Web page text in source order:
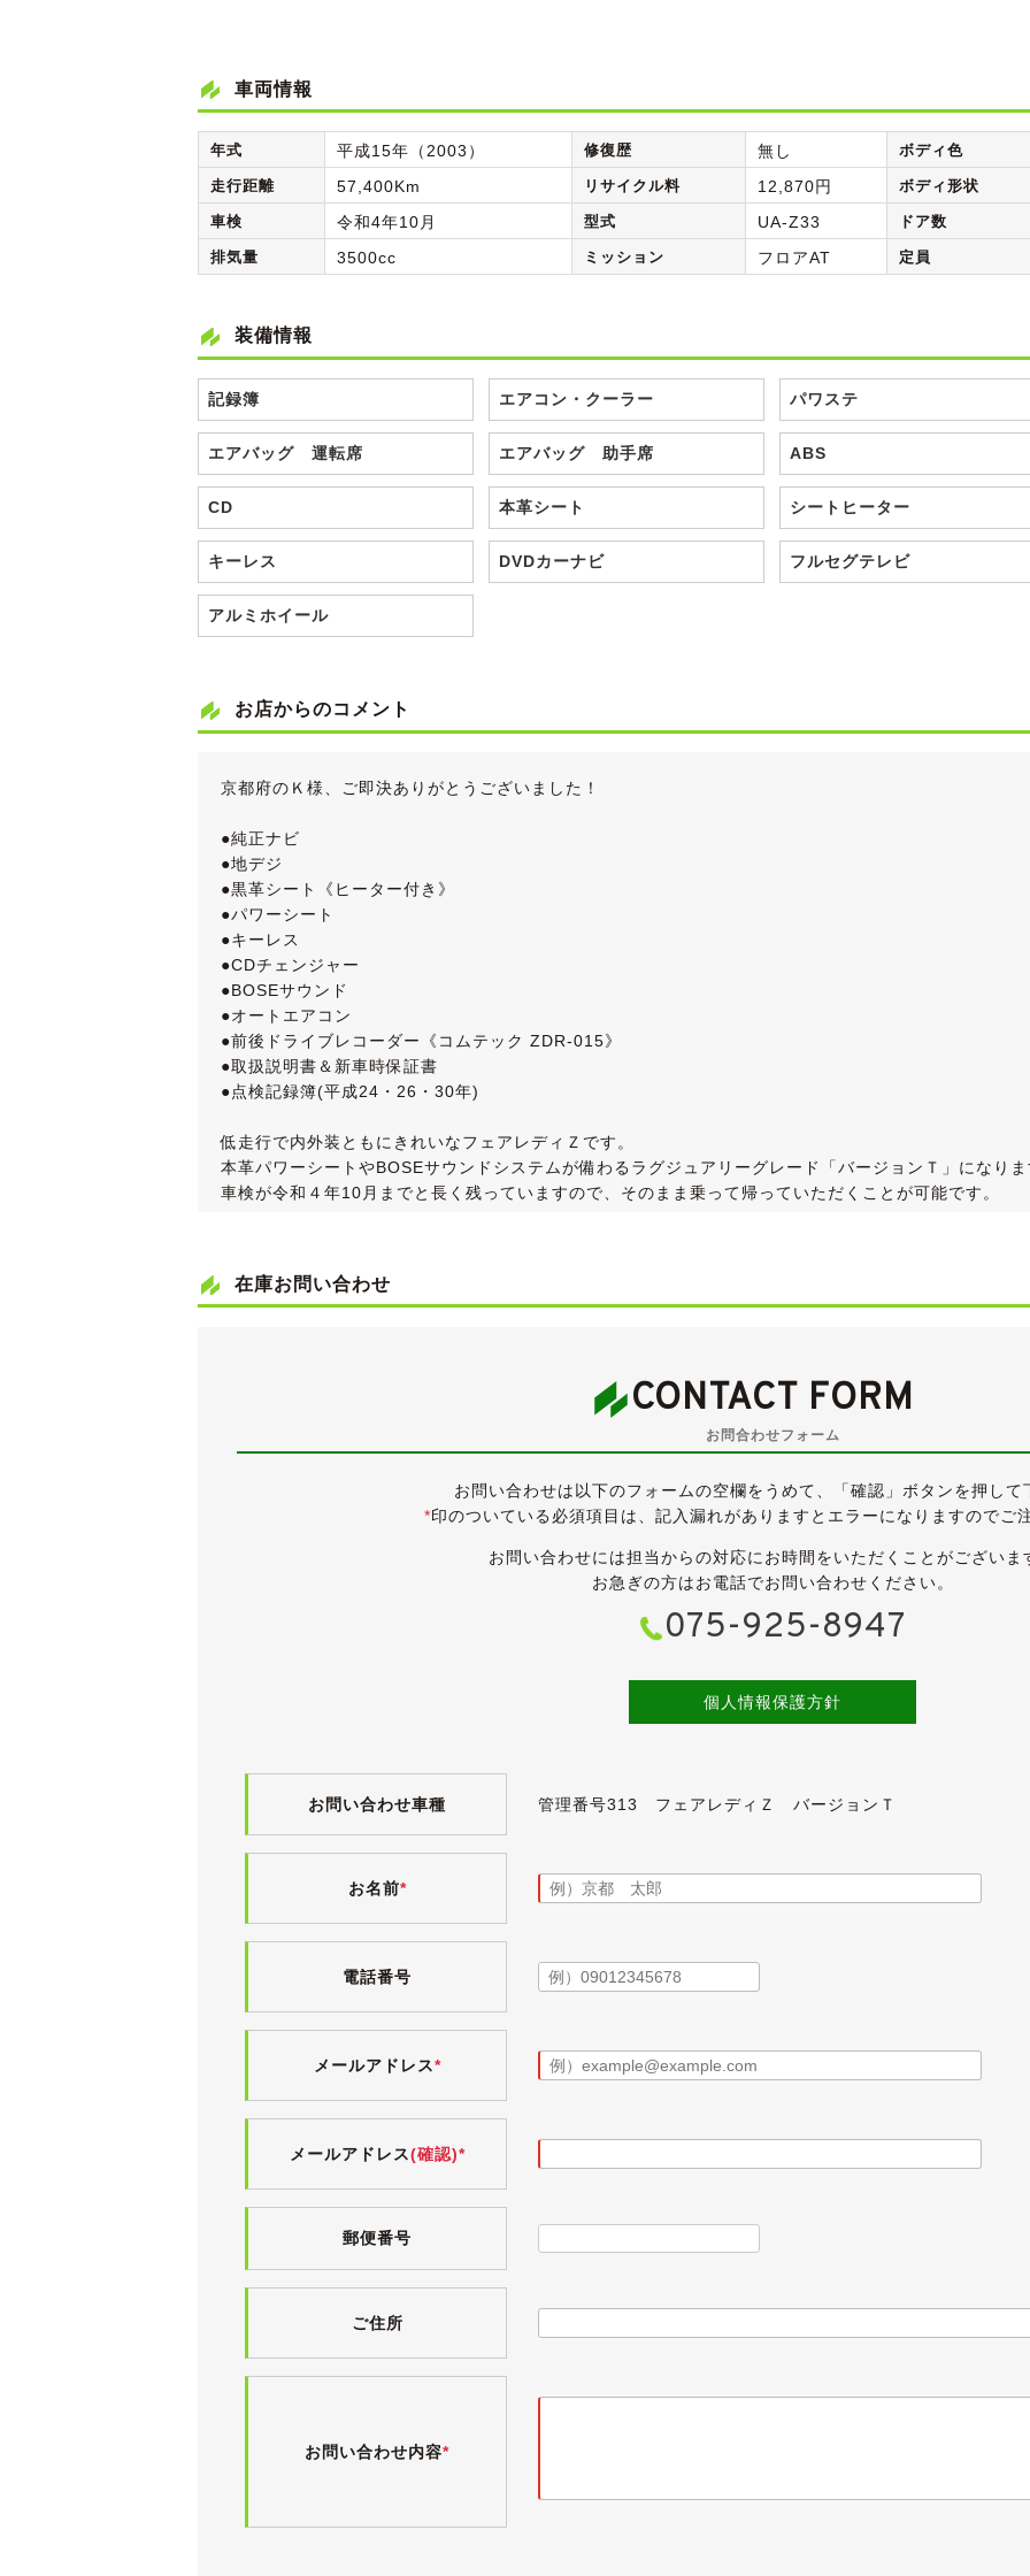
車両情報
年式 平成15年（2003） 修復歴 無し ボディ色
走行距離 57,400Km リサイクル料 12,870円 ボディ形状
車検 令和4年10月 型式 UA-Z33 ドア数
排気量 3500cc ミッション フロアAT 定員
装備情報
記録簿 エアコン・クーラー パワステ
エアバッグ 運転席 エアバッグ 助手席 ABS
CD 本革シート シートヒーター
キーレス DVDカーナビ フルセグテレビ
アルミホイール
お店からのコメント
京都府のＫ様、ご即決ありがとうございました！
●純正ナビ
●地デジ
●黒革シート《ヒーター付き》
●パワーシート
●キーレス
●CDチェンジャー
●BOSEサウンド
●オートエアコン
●前後ドライブレコーダー《コムテック ZDR-015》
●取扱説明書＆新車時保証書
●点検記録簿(平成24・26・30年)
低走行で内外装ともにきれいなフェアレディＺです。
本革パワーシートやBOSEサウンドシステムが備わるラグジュアリーグレード「バージョンＴ」になり
車検が令和４年10月までと長く残っていますので、そのまま乗って帰っていただくことが可能です。
セダンですと不人気色として敬遠されがちなシルバーですが(私個人的には大好きなんですけどね)、２
入庫時、ヘッドランプレンズに若干の曇りが見受けられため、磨き＆クリア再塗装を行いました。
製造後18年経過という年式を感じさせない、きれいな外装です。
タイヤは2020年製のNANKAN AS-1で、目分量で８分山程度は残っています。
小傷や薄汚れなど多少の使用感はございますが、外装と同様にきれいな状態が保たれています。
バージョンＴですので革シートが装備されており、こちらも目立ったスレや破れは無く、状態は良好で
また、ペット等の嫌な臭いもなく、清潔感のあるインテリアです。
少しでも気持ちよくお乗りいただけるよう、入庫時に業務用除菌スチームを施工しています。
電格ミラー・パワーウィンドウ・パワーシート・シートヒーター・エアコン・キーレス・CD・地デジ
ください。
試乗しましたところ、エンジンやオートマに特に気になるところはございませんでした。
走行距離が少ないため足回りもシッカリとした印象ですが、アジアンタイヤのためか少しロードノイズ
在庫お問い合わせ
CONTACT FORM
お問合わせフォーム
お問い合わせは以下のフォームの空欄をうめて、「確認」ボタンを押して
*印のついている必須項目は、記入漏れがありますとエラーになりますのでご
お問い合わせには担当からの対応にお時間をいただくことがございま
お急ぎの方はお電話でお問い合わせください。
075-925-8947
個人情報保護方針
お問い合わせ車種 管理番号313 フェアレディＺ バージョンＴ
お名前*
電話番号
メールアドレス*
メールアドレス(確認)*
郵便番号
ご住所
お問い合わせ内容*